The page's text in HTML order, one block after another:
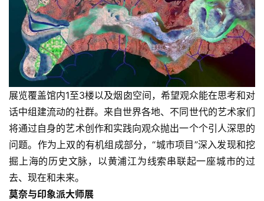
展览覆盖馆内1至3楼以及烟囱空间，希望观众能在思考和对
话中组建流动的社群。来自世界各地、不同世代的艺术家们
将通过自身的艺术创作和实践向观众抛出一个个引人深思的
问题。作为上双的有机组成部分，“城市项目”深入发现和挖
掘上海的历史文脉，以黄浦江为线索串联起一座城市的过
去、现在和未来。
莫奈与印象派大师展